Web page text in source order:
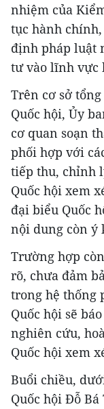
nhiệm của
tục hành
định pháp luật
tư vào lĩnh vực
Trên cơ sở
Quốc hội, Ủy
cơ quan soạn
phối hợp với
tiếp thu, chỉnh
Quốc hội xem
đại biểu Quốc
nội dung còn ý
Trường hợp
rõ, chưa đảm
trong hệ thống
Quốc hội sẽ
nghiên cứu,
Quốc hội xem
Buổi chiều,
Quốc hội Đỗ